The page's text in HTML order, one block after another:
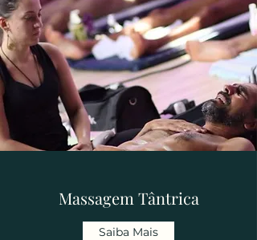
Massagem Tântrica
Saiba Mais